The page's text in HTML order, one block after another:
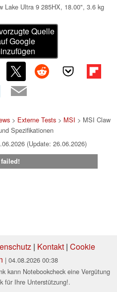
Lake Ultra 9 285HX, 18.00", 3.6 kg
Quelle
Google
> Externe Tests> MSI > MSI Claw
Spezifikationen
(Update: 26.06.2026)
| Kontakt| Cookie
| 04.08.2026 00:38
kann Notebookcheck eine Vergütung
für Ihre Unterstützung!.